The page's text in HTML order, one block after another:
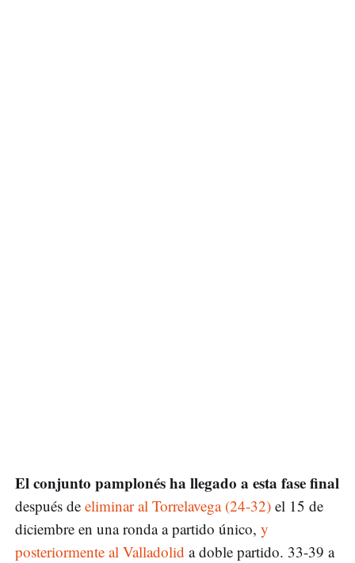
El conjunto pamplonés ha llegado a esta fase final
después de eliminar al Torrelavega (24-32) el 15 de
diciembre en una ronda a partido único, y
posteriormente al Valladolid a doble partido. 33-39 a